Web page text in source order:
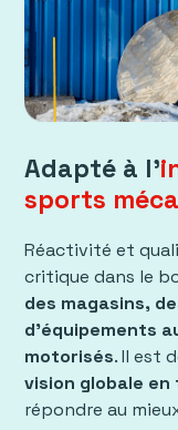
Adapté à l'
sports
Réactivité et
critique dans le
des magasins,
d'équipements
motorisés. Il est
vision globale
répondre au